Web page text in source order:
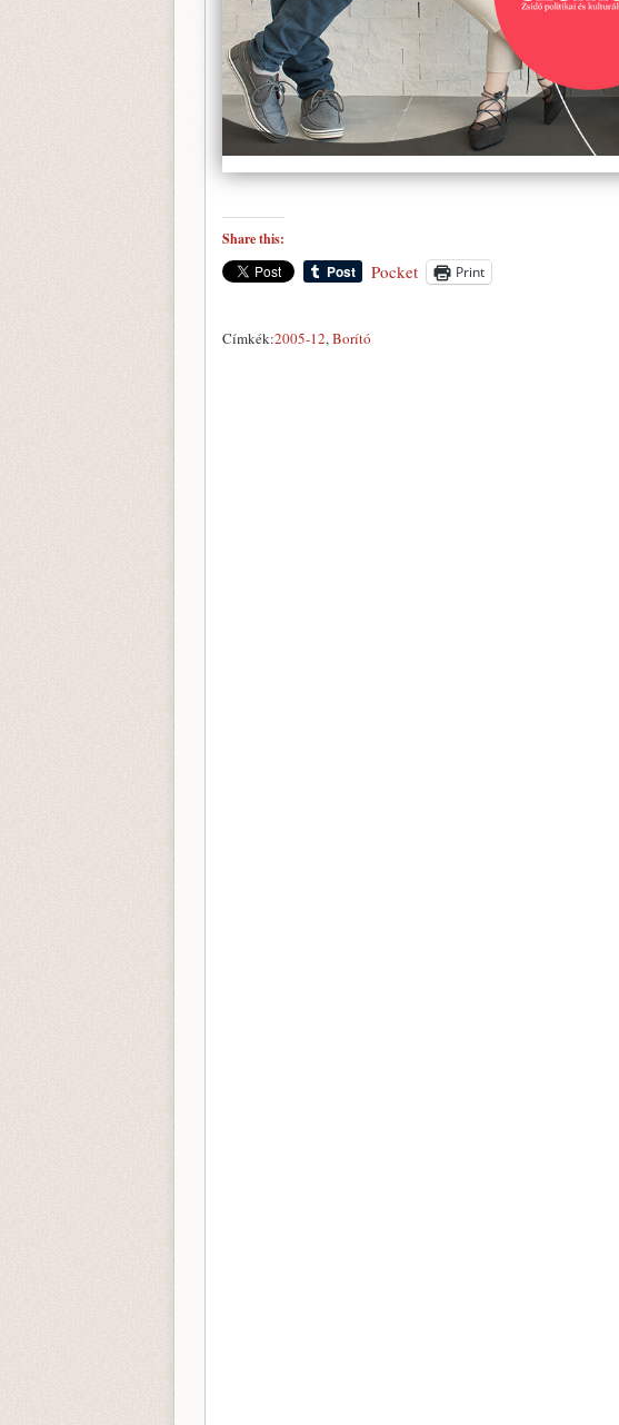
Share this:
Pocket Print
Címkék:2005-12,Borító